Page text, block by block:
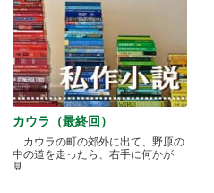
カウラ（最終回）
カウラの町の郊外に出て、野原の
中の道を走ったら、右手に何かが
見.....